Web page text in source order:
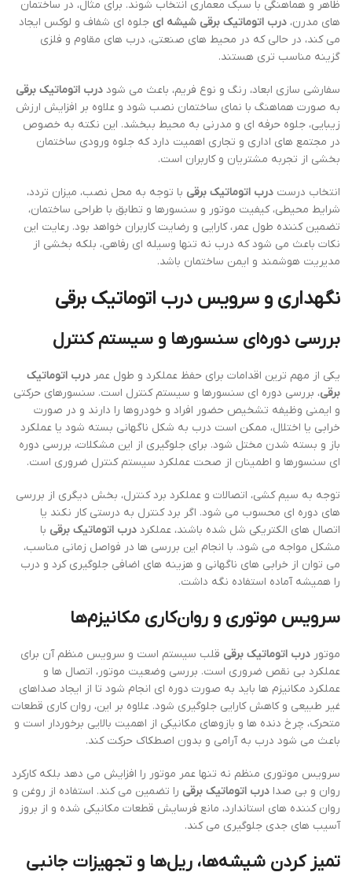
ظاهر و هماهنگی با سبک معماری انتخاب شوند. برای مثال، در ساختمان
های مدرن، درب اتوماتیک برقی شیشه ای جلوه ای شفاف و لوکس ایجاد
می کند، در حالی که در محیط های صنعتی، درب های مقاوم و فلزی
گزینه مناسب تری هستند.
سفارشی سازی ابعاد، رنگ و نوع فریم، باعث می شود درب اتوماتیک برقی
به صورت هماهنگ با نمای ساختمان نصب شود و علاوه بر افزایش ارزش
زیبایی، جلوه حرفه ای و مدرنی به محیط ببخشد. این نکته به خصوص
در مجتمع های اداری و تجاری اهمیت دارد که جلوه ورودی ساختمان
بخشی از تجربه مشتریان و کاربران است.
انتخاب درست درب اتوماتیک برقی با توجه به محل نصب، میزان تردد،
شرایط محیطی، کیفیت موتور و سنسورها و تطابق با طراحی ساختمان،
تضمین کننده طول عمر، کارایی و رضایت کاربران خواهد بود. رعایت این
نکات باعث می شود که درب نه تنها وسیله ای رفاهی، بلکه بخشی از
مدیریت هوشمند و ایمن ساختمان باشد.
نگهداری و سرویس درب اتوماتیک برقی
بررسی دوره‌ای سنسورها و سیستم کنترل
یکی از مهم ترین اقدامات برای حفظ عملکرد و طول عمر درب اتوماتیک
برقی، بررسی دوره ای سنسورها و سیستم کنترل است. سنسورهای حرکتی
و ایمنی وظیفه تشخیص حضور افراد و خودروها را دارند و در صورت
خرابی یا اختلال، ممکن است درب به شکل ناگهانی بسته شود یا عملکرد
باز و بسته شدن مختل شود. برای جلوگیری از این مشکلات، بررسی دوره
ای سنسورها و اطمینان از صحت عملکرد سیستم کنترل ضروری است.
توجه به سیم کشی، اتصالات و عملکرد برد کنترل، بخش دیگری از بررسی
های دوره ای محسوب می شود. اگر برد کنترل به درستی کار نکند یا
اتصال های الکتریکی شل شده باشند، عملکرد درب اتوماتیک برقی با
مشکل مواجه می شود. با انجام این بررسی ها در فواصل زمانی مناسب،
می توان از خرابی های ناگهانی و هزینه های اضافی جلوگیری کرد و درب
را همیشه آماده استفاده نگه داشت.
سرویس موتوری و روان‌کاری مکانیزم‌ها
موتور درب اتوماتیک برقی قلب سیستم است و سرویس منظم آن برای
عملکرد بی نقص ضروری است. بررسی وضعیت موتور، اتصال ها و
عملکرد مکانیزم ها باید به صورت دوره ای انجام شود تا از ایجاد صداهای
غیر طبیعی و کاهش کارایی جلوگیری شود. علاوه بر این، روان کاری قطعات
متحرک، چرخ دنده ها و بازوهای مکانیکی از اهمیت بالایی برخوردار است و
باعث می شود درب به آرامی و بدون اصطکاک حرکت کند.
سرویس موتوری منظم نه تنها عمر موتور را افزایش می دهد بلکه کارکرد
روان و بی صدا درب اتوماتیک برقی را تضمین می کند. استفاده از روغن و
روان کننده های استاندارد، مانع فرسایش قطعات مکانیکی شده و از بروز
آسیب های جدی جلوگیری می کند.
تمیز کردن شیشه‌ها، ریل‌ها و تجهیزات جانبی